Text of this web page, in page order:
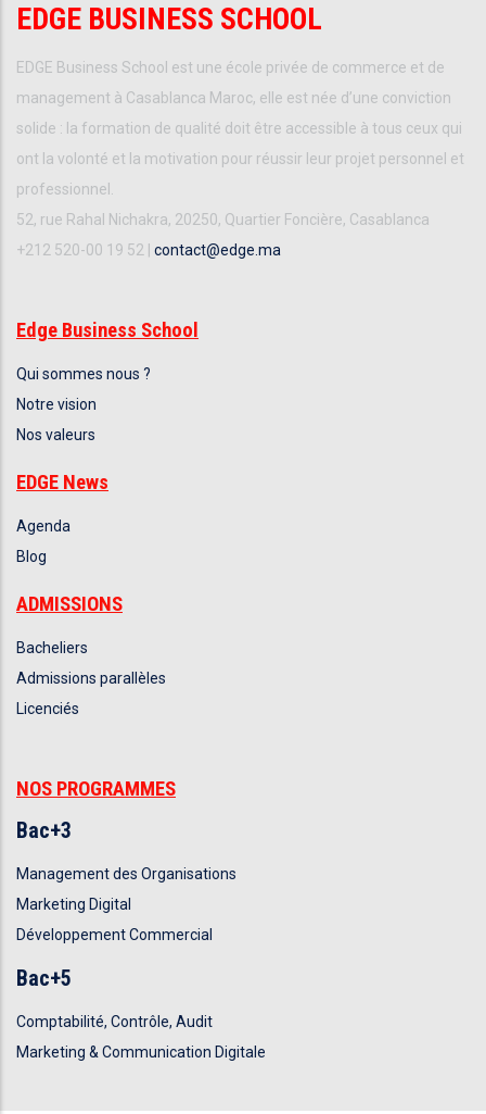
EDGE BUSINESS SCHOOL
EDGE Business School est une école privée de commerce et de
management à Casablanca Maroc, elle est née d’une conviction
solide : la formation de qualité doit être accessible à tous ceux qui
ont la volonté et la motivation pour réussir leur projet personnel et
professionnel.
52, rue Rahal Nichakra, 20250, Quartier Foncière, Casablanca
+212 520-00 19 52 | contact@edge.ma
Edge Business School
Qui sommes nous ?
Notre vision
Nos valeurs
EDGE News
Agenda
Blog
ADMISSIONS
Bacheliers
Admissions parallèles
Licenciés
NOS PROGRAMMES
Bac+3
Management des Organisations
Marketing Digital
Développement Commercial
Bac+5
Comptabilité, Contrôle, Audit
Marketing & Communication Digitale